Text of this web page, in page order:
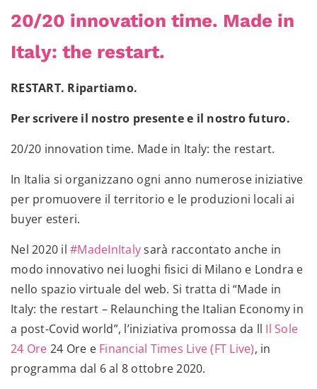
20/20 innovation time. Made in
Italy: the restart.
RESTART. Ripartiamo.
Per scrivere il nostro presente e il nostro futuro.
20/20 innovation time. Made in Italy: the restart.
In Italia si organizzano ogni anno numerose iniziative
per promuovere il territorio e le produzioni locali ai
buyer esteri.
Nel 2020 il #MadeInItalysarà raccontato anche in
modo innovativo nei luoghi fisici di Milano e Londra e
nello spazio virtuale del web. Si tratta di “Made in
Italy: the restart – Relaunching the Italian Economy in
a post-Covid world”, l’iniziativa promossa da ll Il Sole
24 Ore 24 Ore e Financial Times Live (FT Live), in
programma dal 6 al 8 ottobre 2020.